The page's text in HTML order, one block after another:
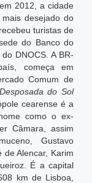
2012, a cidade
desejado do
turistas de
do Banco do
DNOCS. A BR-
começa em
Comum de
do Sol
cearense é a
como o ex-
Câmara, assim
Gustavo
de Alencar, Karim
É a capital
km de Lisboa,